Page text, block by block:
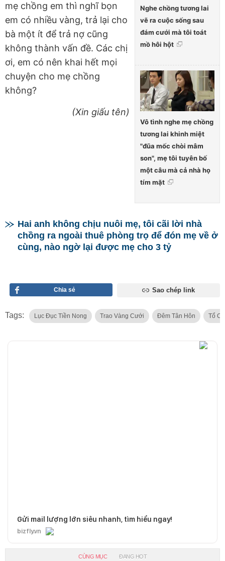
Nghe chồng tương lai
vẽ ra cuộc sống sau
đám cưới mà tôi toát
mồ hôi hột
Vô tình nghe mẹ chồng
tương lai khinh miệt
"đũa mốc chòi mâm
son", mẹ tôi tuyên bố
một câu mà cả nhà họ
tím mặt
mẹ chồng em thì nghĩ bọn
em có nhiều vàng, trả lại cho
bà một ít để trả nợ cũng
không thành vấn đề. Các chị
ơi, em có nên khai hết mọi
chuyện cho mẹ chồng
không?
(Xin giấu tên)
Hai anh không chịu nuôi mẹ, tôi cãi lời nhà
chồng ra ngoài thuê phòng trọ để đón mẹ về ở
cùng, nào ngờ lại được mẹ cho 3 tỷ
Chia sẻ Sao chép link
Tags: Lục Đục Tiền Nong Trao Vàng Cưới Đêm Tân Hôn Tổ
Gửi mail lượng lớn siêu nhanh, tìm hiểu ngay!
bizfly.vn
CÙNG MỤC ĐANG HOT